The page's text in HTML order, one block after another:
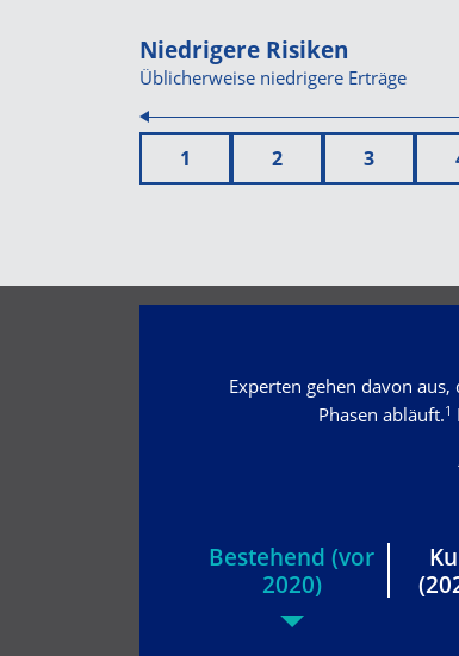
Niedrigere Risiken
Üblicherweise niedrigere Erträge
1 2 3
Experten gehen davon
Phasen abläuft.1
Bestehend (vor
2020)